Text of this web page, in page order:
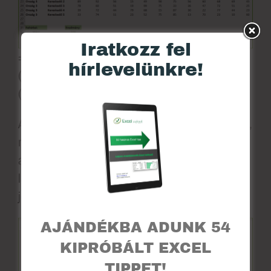
=SZORZATÖSSZEG((C10:N10=A32)*
(C11:N11=A33)*(A12:A26=A34)*
(B12:B26=A35)*C12:N26)
Az utolsó elem tartalmazza magukat a számokat,
mint egy kétdimenziós tömböt, és ha kibontjuk
az első négy feltétel vizsgálatát, akkor is jól
látszik, hogy azokból is egy kétdimenziós tömb
jön létre, ami 0-ákat és 1-eseket tartalmaz.
Iratkozz fel
hírlevelünkre!
AJÁNDÉKBA ADUNK 54
KIPRÓBÁLT EXCEL